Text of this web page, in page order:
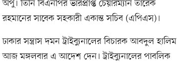
অপু। তিনি বিএনপির ভারপ্রাপ্ত চেয়ারম্যান তারেক
রহমানের সাবেক সহকারী একান্ত সচিব (এপিএস)।
ঢাকার সন্ত্রাস দমন ট্রাইব্যুনালের বিচারক আবদুল হালিম
আজ মঙ্গলবার এ আদেশ দেন। ট্রাইব্যুনালের পাবলিক